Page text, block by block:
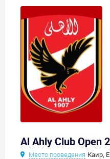
Al Ahly Club Open
Место проведения Каир,